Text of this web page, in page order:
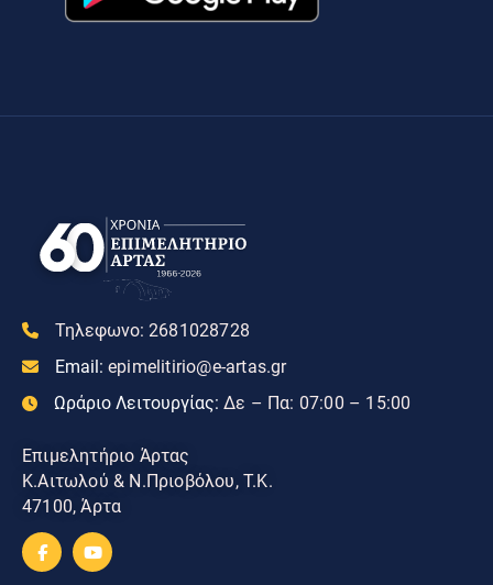
Τηλεφωνο: 2681028728
Email: epimelitirio@e-artas.gr
Ωράριο Λειτουργίας: Δε – Πα: 07:00 – 15:00
Επιμελητήριο Άρτας
Κ.Αιτωλού & Ν.Πριοβόλου, Τ.Κ.
47100, Άρτα